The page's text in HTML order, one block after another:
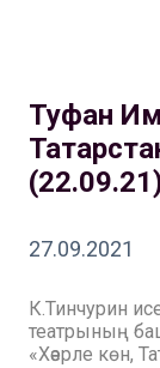
Туфан
27.09.2021
К.Тинчурин
театрының
«Хәерле көн,